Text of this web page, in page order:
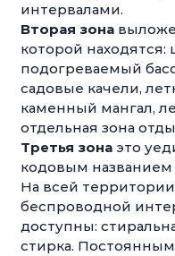
интервалами.
Вторая зона
которой
подогреваемый
садовые качели,
каменный мангал,
отдельная зона
Третья зона это
кодовым названием
На всей
беспроводной
доступны:
стирка.